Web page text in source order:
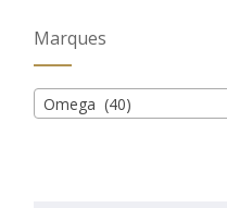
Marques
Omega (40)